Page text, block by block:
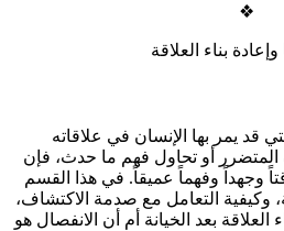
❖
بناء العلاقة
قد يمر بها الإنسان في علاقاته
أو تحاول فهم ما حدث، فإن
وجهداً وفهماً عميقاً. في هذا القسم
وكيفية التعامل مع صدمة الاكتشاف،
العلاقة بعد الخيانة أم أن الانفصال هو